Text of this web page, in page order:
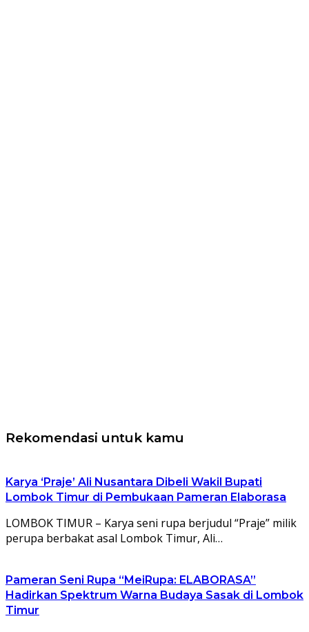
Rekomendasi untuk kamu
Karya ‘Praje’ Ali Nusantara Dibeli Wakil Bupati
Lombok Timur di Pembukaan Pameran Elaborasa
LOMBOK TIMUR – Karya seni rupa berjudul “Praje” milik
perupa berbakat asal Lombok Timur, Ali…
Pameran Seni Rupa “MeiRupa: ELABORASA”
Hadirkan Spektrum Warna Budaya Sasak di Lombok
Timur